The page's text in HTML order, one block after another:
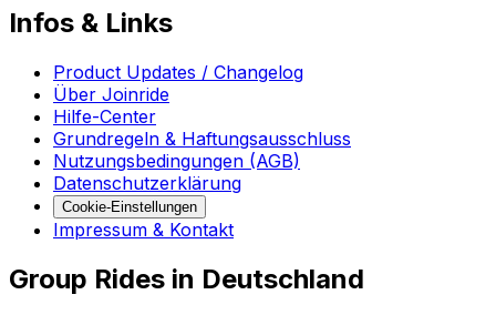
Infos & Links
Product Updates / Changelog
Über Joinride
Hilfe-Center
Grundregeln & Haftungsausschluss
Nutzungsbedingungen (AGB)
Datenschutzerklärung
Cookie-Einstellungen
Impressum & Kontakt
Group Rides in Deutschland